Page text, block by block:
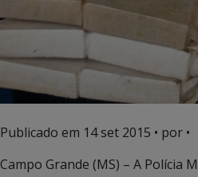
Publicado em 14 set 2015 • por •
Campo Grande (MS) – A Polícia